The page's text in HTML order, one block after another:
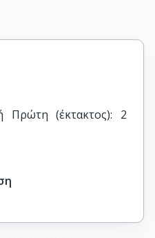
Πρώτη (έκτακτος): 2